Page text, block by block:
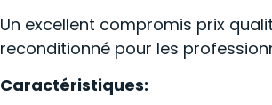
Un excellent compromis prix
reconditionné pour les
Caractéristiques: